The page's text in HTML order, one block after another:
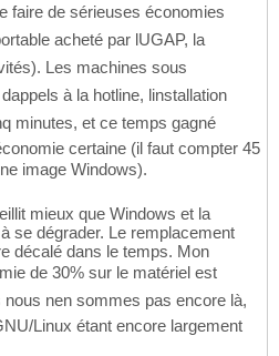
faire de sérieuses économies
acheté par lUGAP, la
Les machines sous
à la hotline, linstallation
minutes, et ce temps gagné
certaine (il faut compter 45
image Windows).
mieux que Windows et la
se dégrader. Le remplacement
décalé dans le temps. Mon
de 30% sur le matériel est
nen sommes pas encore là,
Linux étant encore largement